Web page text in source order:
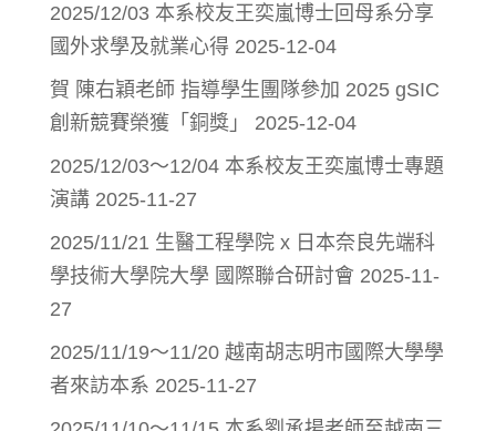
2025/12/03 本系校友王奕嵐博士回母系分享
國外求學及就業心得 2025-12-04
賀 陳右穎老師 指導學生團隊參加 2025 gSIC
創新競賽榮獲「銅獎」
2025-12-04
2025/12/03～12/04 本系校友王奕嵐博士專題
演講 2025-11-27
2025/11/21 生醫工程學院 x 日本奈良先端科
學技術大學院大學 國際聯合研討會 2025-11-
27
2025/11/19～11/20 越南胡志明市國際大學學
者來訪本系 2025-11-27